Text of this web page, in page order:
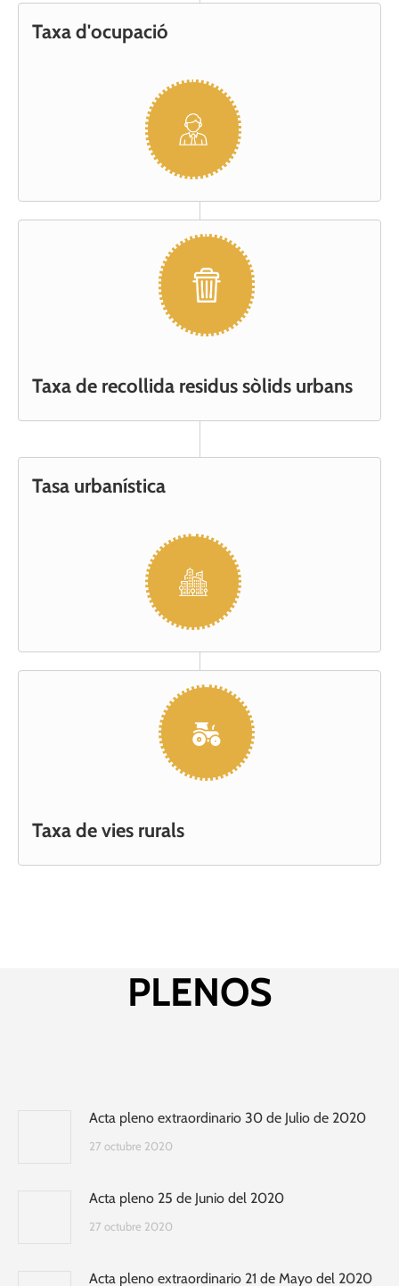
Taxa d'ocupació
Taxa de recollida residus sòlids urbans
Tasa urbanística
Taxa de vies rurals
PLENOS
Acta pleno extraordinario 30 de Julio de 2020
27 octubre 2020
Acta pleno 25 de Junio del 2020
27 octubre 2020
Acta pleno extraordinario 21 de Mayo del 2020